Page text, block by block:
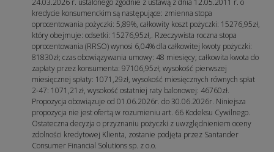
24.03.2026 r. ustalonego zgodnie z ustawą z dnia 12.05.2011 r. o
kredycie konsumenckim są następujące: zmienna stopa
oprocentowania pożyczki: 5,89%, całkowity koszt pożyczki: 15276,95zł,
który obejmuje: odsetki: 15276,95zł,. Rzeczywista roczna stopa
oprocentowania (RRSO) wynosi 6,04% dla całkowitej kwoty pożyczki:
81830zł; czas obowiązywania umowy: 48 miesięcy; całkowita kwota do
zapłaty przez konsumenta: 97106,95zł; wysokość pierwszej
miesięcznej spłaty: 1071,29zł, wysokość miesięcznych równych spłat
2-47: 1071,21zł, wysokość ostatniej raty balonowej: 46760zł.
Propozycja obowiązuje od 01.06.2026r. do 30.06.2026r. Niniejsza
propozycja nie jest ofertą w rozumieniu art. 66 Kodeksu Cywilnego.
Ostateczna decyzja o przyznaniu pożyczki z uwzględnieniem oceny
zdolności kredytowej Klienta, zostanie podjęta przez Santander
Consumer Financial Solutions sp. z o.o.